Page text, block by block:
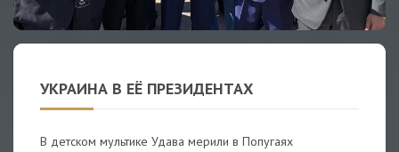
УКРАИНА В ЕЁ ПРЕЗИДЕНТАХ
В детском мультике Удава мерили в Попугаях